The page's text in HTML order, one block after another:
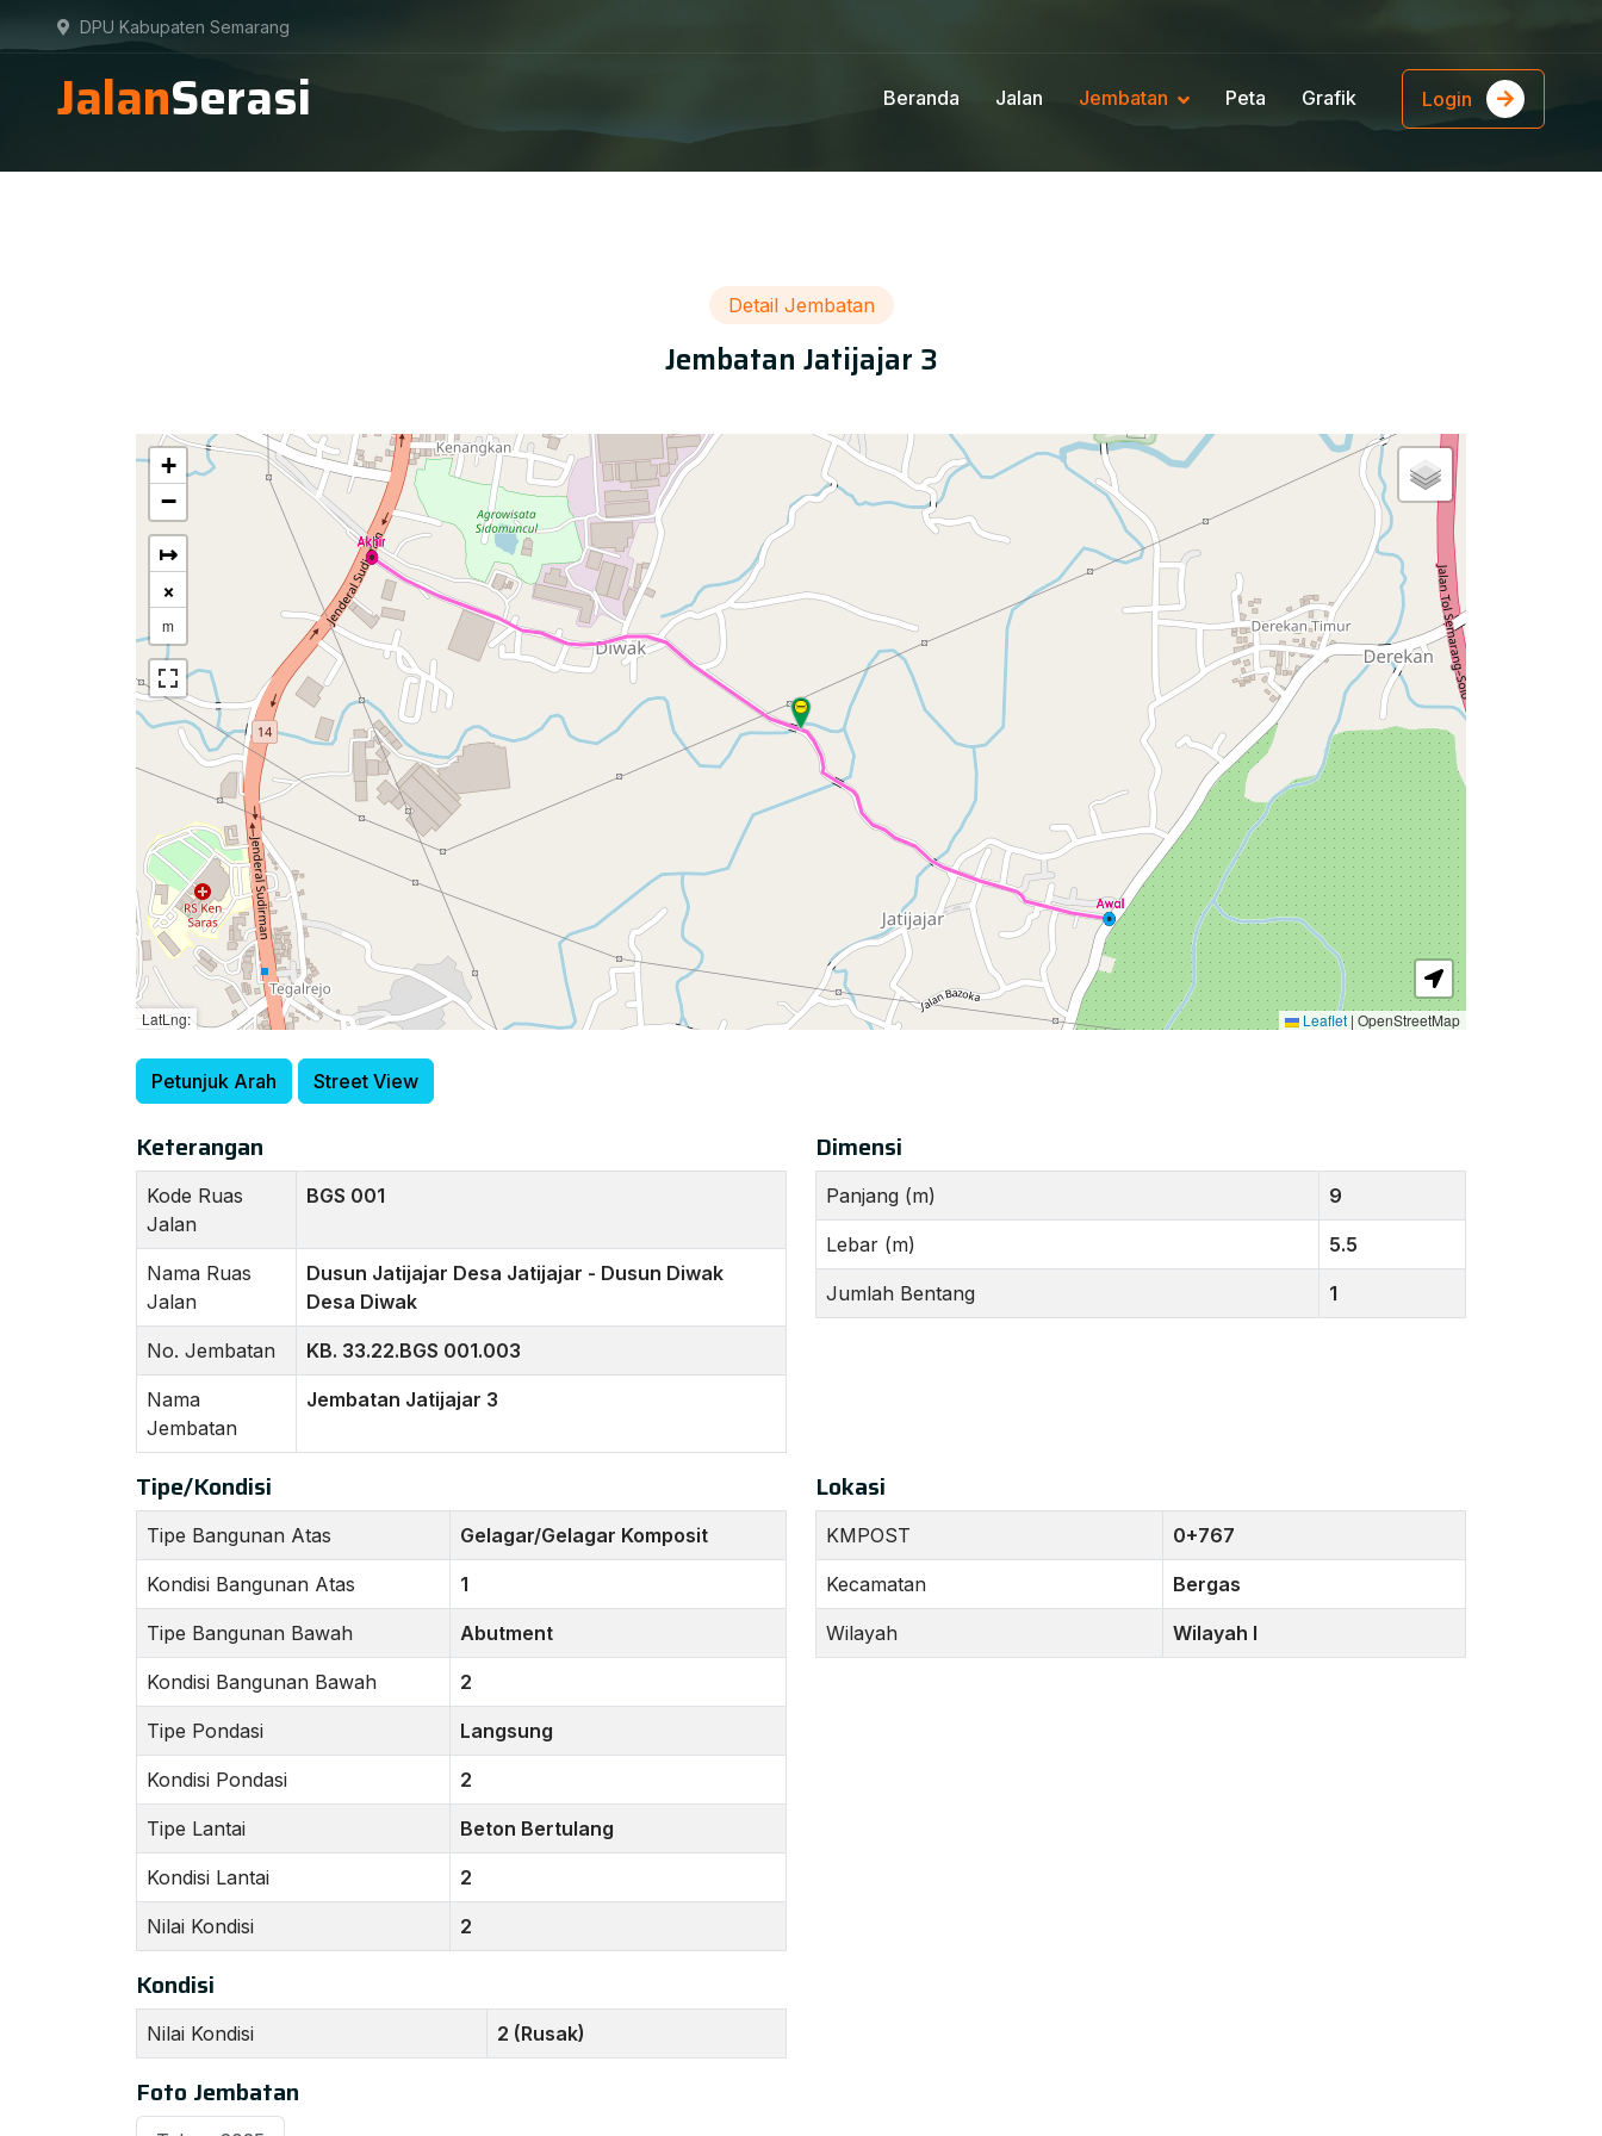
DPU Kabupaten Semarang
JalanSerasi Beranda Jalan Jembatan Peta Grafik Login
Detail Jembatan
Jembatan Jatijajar 3
+
−
↦
×
m
LatLng: Leaflet | OpenStreetMap
Petunjuk Arah Street View
Keterangan
Kode Ruas
Jalan
BGS 001
Nama Ruas
Jalan
Dusun Jatijajar Desa Jatijajar - Dusun Diwak
Desa Diwak
No. Jembatan KB. 33.22.BGS 001.003
Nama
Jembatan
Jembatan Jatijajar 3
Dimensi
Panjang (m) 9
Lebar (m) 5.5
Jumlah Bentang 1
Tipe/Kondisi
Tipe Bangunan Atas Gelagar/Gelagar Komposit
Kondisi Bangunan Atas 1
Tipe Bangunan Bawah Abutment
Kondisi Bangunan Bawah 2
Tipe Pondasi Langsung
Kondisi Pondasi 2
Tipe Lantai Beton Bertulang
Kondisi Lantai 2
Nilai Kondisi 2
Kondisi
Nilai Kondisi 2 (Rusak)
Lokasi
KMPOST 0+767
Kecamatan Bergas
Wilayah Wilayah I
Foto Jembatan